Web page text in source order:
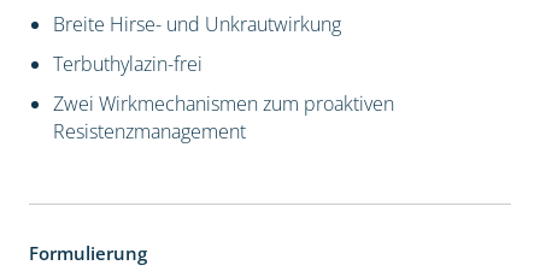
Breite Hirse- und Unkrautwirkung
Terbuthylazin-frei
Zwei Wirkmechanismen zum proaktiven
Resistenzmanagement
Formulierung